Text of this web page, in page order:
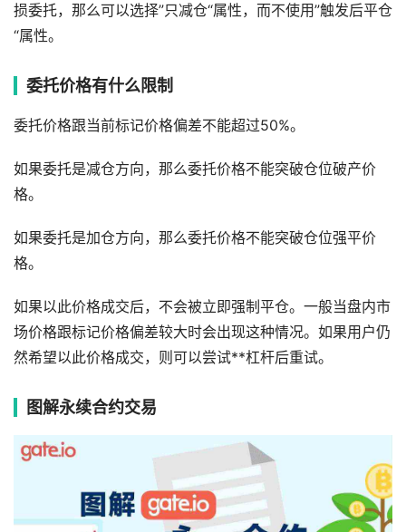
损委托，那么可以选择”只减仓“属性，而不使用”触发后平仓
“属性。
委托价格有什么限制
委托价格跟当前标记价格偏差不能超过50%。
如果委托是减仓方向，那么委托价格不能突破仓位破产价
格。
如果委托是加仓方向，那么委托价格不能突破仓位强平价
格。
如果以此价格成交后，不会被立即强制平仓。一般当盘内市
场价格跟标记价格偏差较大时会出现这种情况。如果用户仍
然希望以此价格成交，则可以尝试**杠杆后重试。
图解永续合约交易